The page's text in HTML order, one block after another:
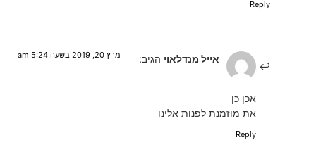
Reply
אייל מנדלאוי הגיב: מרץ 20, 2019 בשעה 5:24 am
אכן כן
את מוזמנת לפנות אלינו
Reply